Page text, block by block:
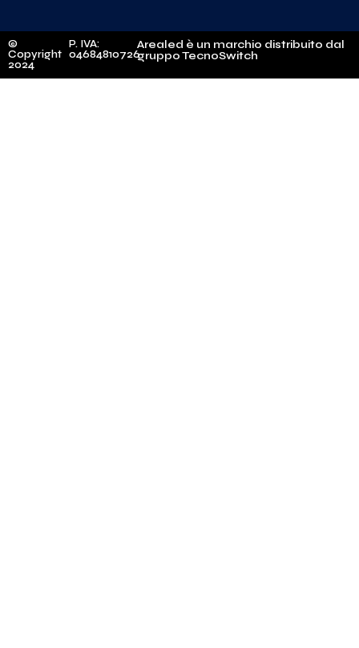
©
Copyright
2024
P. IVA:
04684810726
Arealed è un marchio distribuito dal
gruppo TecnoSwitch